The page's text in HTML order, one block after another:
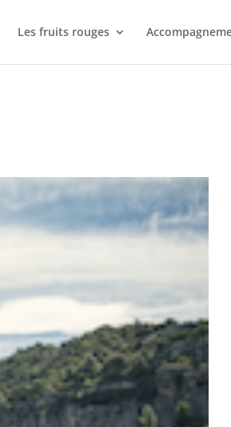
Les fruits rouges